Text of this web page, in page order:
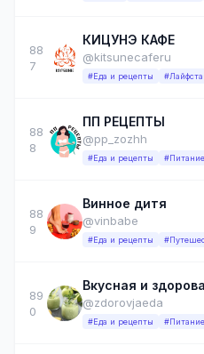
88
7
КИЦУНЭ КАФЕ
@kitsunecaferu
#Еда и рецепты
88
8
ПП РЕЦЕПТЫ
@pp_zozhh
#Еда и рецепты
88
9
Винное дитя
@vinbabe
#Еда и рецепты
89
0
Вкусная и
@zdorovjaeda
#Еда и рецепты